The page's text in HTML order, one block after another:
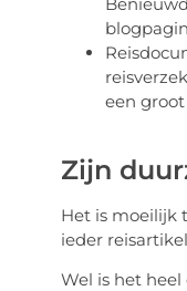
een
Zijn
Het is moeilijk
ieder
Wel is het